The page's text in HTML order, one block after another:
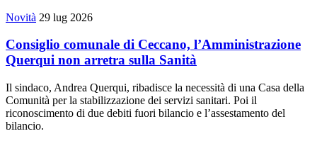
Novità 29 lug 2026
Consiglio comunale di Ceccano, l’Amministrazione
Querqui non arretra sulla Sanità
Il sindaco, Andrea Querqui, ribadisce la necessità di una Casa della
Comunità per la stabilizzazione dei servizi sanitari. Poi il
riconoscimento di due debiti fuori bilancio e l’assestamento del
bilancio.